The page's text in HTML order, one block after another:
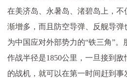
在美济岛、永暑岛、渚碧岛上，
渐增多，而且防空导弹、反舰导弹
为中国应对外部势力的“铁三角”。
作战半径是1850公里，一旦接到
的战机，就可以在第一时间赶到事